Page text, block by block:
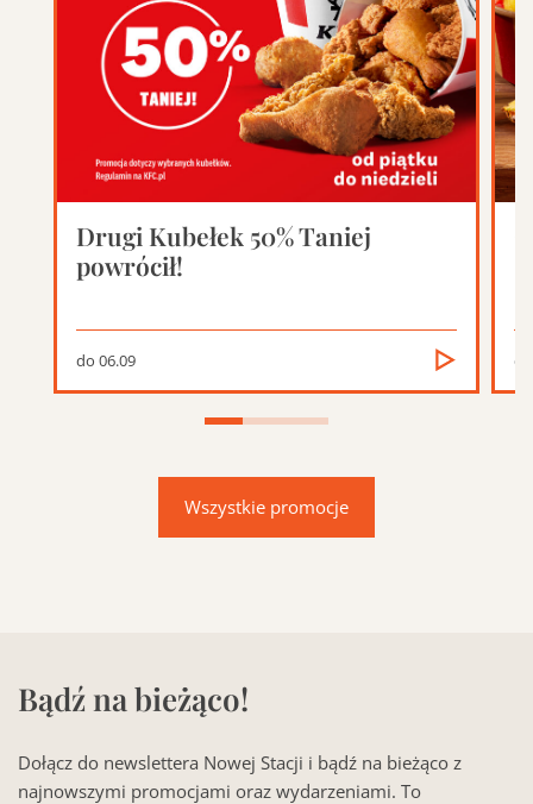
Drugi Kubełek 50% Taniej
powrócił!
do 06.09
Wszystkie promocje
Bądź na bieżąco!
Dołącz do newslettera Nowej Stacji i bądź na bieżąco z
najnowszymi promocjami oraz wydarzeniami. To